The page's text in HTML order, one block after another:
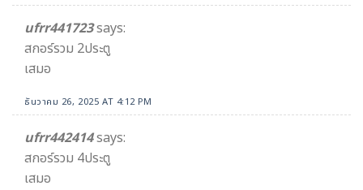
ufrr441723says:
สกอร์รวม 2ประตู
เสมอ
ธันวาคม 26, 2025 AT 4:12 PM
ufrr442414says:
สกอร์รวม 4ประตู
เสมอ